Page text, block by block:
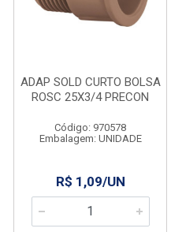
ADAP SOLD CURTO BOLSA
ROSC 25X3/4 PRECON
Código: 970578
Embalagem: UNIDADE
R$ 1,09/UN